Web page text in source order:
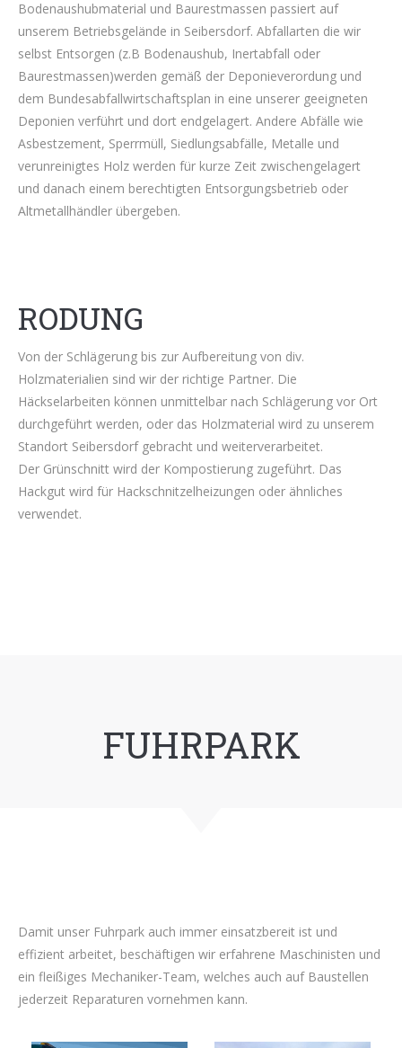
Bodenaushubmaterial und Baurestmassen passiert auf
unserem Betriebsgelände in Seibersdorf. Abfallarten die wir
selbst Entsorgen (z.B Bodenaushub, Inertabfall oder
Baurestmassen)werden gemäß der Deponieverordung und
dem Bundesabfallwirtschaftsplan in eine unserer geeigneten
Deponien verführt und dort endgelagert. Andere Abfälle wie
Asbestzement, Sperrmüll, Siedlungsabfälle, Metalle und
verunreinigtes Holz werden für kurze Zeit zwischengelagert
und danach einem berechtigten Entsorgungsbetrieb oder
Altmetallhändler übergeben.
RODUNG
Von der Schlägerung bis zur Aufbereitung von div.
Holzmaterialien sind wir der richtige Partner. Die
Häckselarbeiten können unmittelbar nach Schlägerung vor Ort
durchgeführt werden, oder das Holzmaterial wird zu unserem
Standort Seibersdorf gebracht und weiterverarbeitet.
Der Grünschnitt wird der Kompostierung zugeführt. Das
Hackgut wird für Hackschnitzelheizungen oder ähnliches
verwendet.
FUHRPARK
Damit unser Fuhrpark auch immer einsatzbereit ist und
effizient arbeitet, beschäftigen wir erfahrene Maschinisten und
ein fleißiges Mechaniker-Team, welches auch auf Baustellen
jederzeit Reparaturen vornehmen kann.